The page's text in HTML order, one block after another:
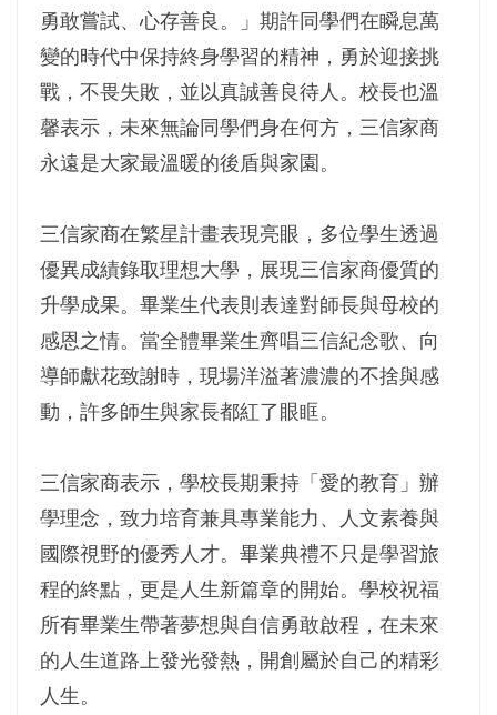
勇敢嘗試、心存善良。」期許同學們在瞬息萬
變的時代中保持終身學習的精神，勇於迎接挑
戰，不畏失敗，並以真誠善良待人。校長也溫
馨表示，未來無論同學們身在何方，三信家商
永遠是大家最溫暖的後盾與家園。
三信家商在繁星計畫表現亮眼，多位學生透過
優異成績錄取理想大學，展現三信家商優質的
升學成果。畢業生代表則表達對師長與母校的
感恩之情。當全體畢業生齊唱三信紀念歌、向
導師獻花致謝時，現場洋溢著濃濃的不捨與感
動，許多師生與家長都紅了眼眶。
三信家商表示，學校長期秉持「愛的教育」辦
學理念，致力培育兼具專業能力、人文素養與
國際視野的優秀人才。畢業典禮不只是學習旅
程的終點，更是人生新篇章的開始。學校祝福
所有畢業生帶著夢想與自信勇敢啟程，在未來
的人生道路上發光發熱，開創屬於自己的精彩
人生。